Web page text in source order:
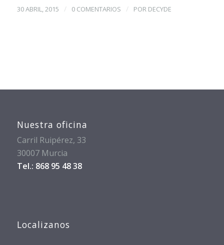
30 ABRIL, 2015 / 0 COMENTARIOS / POR DECYDE
Nuestra oficina
Carril Ruipérez, 33
30007 Murcia
Tel.: 868 95 48 38
Localizanos